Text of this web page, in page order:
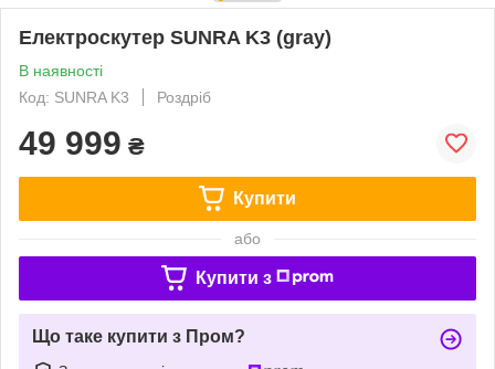
Електроскутер SUNRA K3 (gray)
В наявності
Код: SUNRA K3
Роздріб
49 999 ₴
Купити
або
Купити з
Що таке купити з Пром?